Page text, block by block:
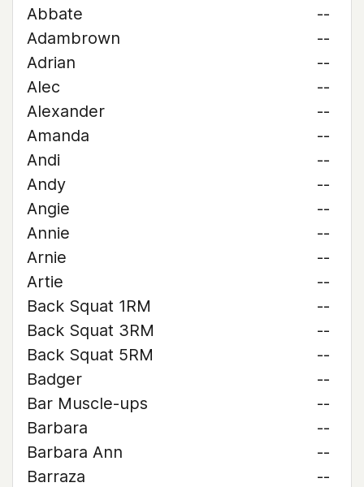
Abbate
--
Adambrown
--
Adrian
--
Alec
--
Alexander
--
Amanda
--
Andi
--
Andy
--
Angie
--
Annie
--
Arnie
--
Artie
--
Back Squat 1RM
--
Back Squat 3RM
--
Back Squat 5RM
--
Badger
--
Bar Muscle-ups
--
Barbara
--
Barbara Ann
--
Barraza
--